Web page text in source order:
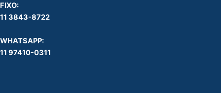
FIXO:
11 3843-8722
WHATSAPP:
11 97410-0311